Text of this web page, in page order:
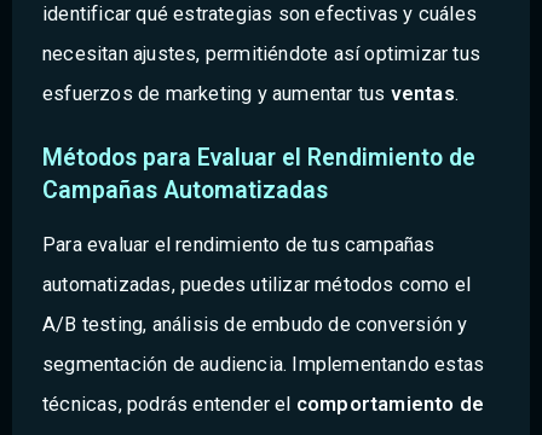
identificar qué estrategias son efectivas y cuáles
necesitan ajustes, permitiéndote así optimizar tus
esfuerzos de marketing y aumentar tus ventas.
Métodos para Evaluar el Rendimiento de
Campañas Automatizadas
Para evaluar el rendimiento de tus campañas
automatizadas, puedes utilizar métodos como el
A/B testing, análisis de embudo de conversión y
segmentación de audiencia. Implementando estas
técnicas, podrás entender el comportamiento de